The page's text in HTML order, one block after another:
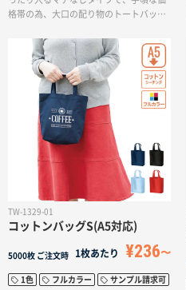
格帯の為、大口の配り物のトートバッグ
サイズの書類やカタログ、展示会の冊子
入れやアーティスト物販など幅広い用途
でご利用いただけます。また印刷方法も
単色からフルカラー印刷まで対応してお
り、お好みのデザインでオリジナルトー
トバッグをリーズナブルに作成出来ま
TW-1329-01
コットンバッグS(A5対応)
5000枚 ご注文時 1枚あたり ¥236
1色 フルカラー サンプル請求可